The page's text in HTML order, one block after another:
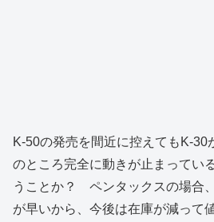
K-50の発売を間近に控えてもK-30
のところ完全に動きが止まってい
うことか？ ペンタックスの場合
が早いから、今後は在庫が減って